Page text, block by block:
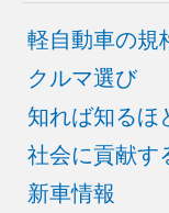
軽自動車の規
クルマ選び
知れば知るほ
社会に貢献す
新車情報